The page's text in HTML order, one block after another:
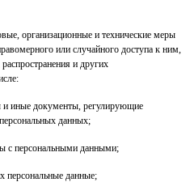
организационные и технические меры
или случайного доступа к ним,
и других
и иные документы, регулирующие
данных;
с персональными данными;
персональные данные;